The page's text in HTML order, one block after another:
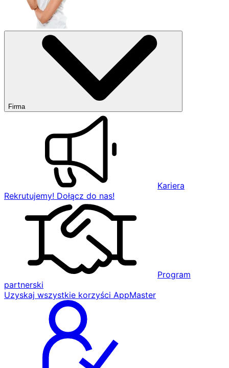
Firma
Kariera
Rekrutujemy! Dołącz do nas!
Program
partnerski
Uzyskaj wszystkie korzyści AppMaster